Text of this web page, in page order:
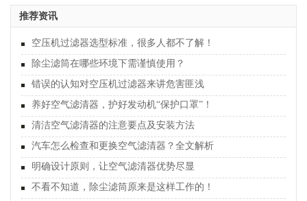
推荐资讯
空压机过滤器选型标准，很多人都不了解！
除尘滤筒在哪些环境下需谨慎使用？
错误的认知对空压机过滤器来讲危害匪浅
养好空气滤清器，护好发动机“保护口罩”！
清洁空气滤清器的注意要点及安装方法
汽车怎么检查和更换空气滤清器？全文解析
明确设计原则，让空气滤清器优势尽显
不看不知道，除尘滤筒原来是这样工作的！